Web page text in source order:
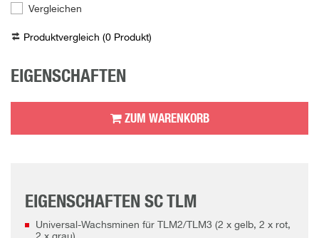
Vergleichen
Produktvergleich (0 Produkt)
EIGENSCHAFTEN
ZUM WARENKORB
EIGENSCHAFTEN SC TLM
Universal-Wachsminen für TLM2/TLM3 (2 x gelb, 2 x rot,